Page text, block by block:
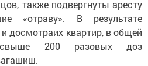
также подвергнуты аресту
«отраву». В результате
досмотраих квартир, в общей
200 разовых доз